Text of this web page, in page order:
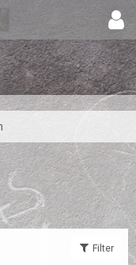
Filter